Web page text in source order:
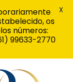
os
números:
99633-2770
X